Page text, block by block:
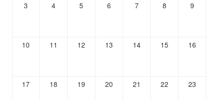
3 4 5 6 7 8 9
10 11 12 13 14 15 16
17 18 19 20 21 22 23